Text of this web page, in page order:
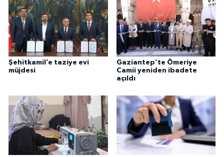
Şehitkamil’e taziye evi
müjdesi
Gaziantep’te Ömeriye
Camii yeniden ibadete
açıldı